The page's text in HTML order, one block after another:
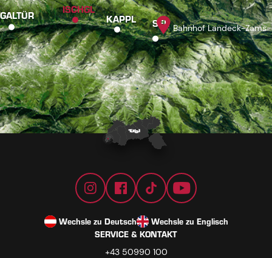
GALTÜR ISCHGL
KAPPL SEE Bahnhof Landeck-Zams
Wechsle zu Deutsch
Wechsle zu Englisch
SERVICE & KONTAKT
+43 50990 100